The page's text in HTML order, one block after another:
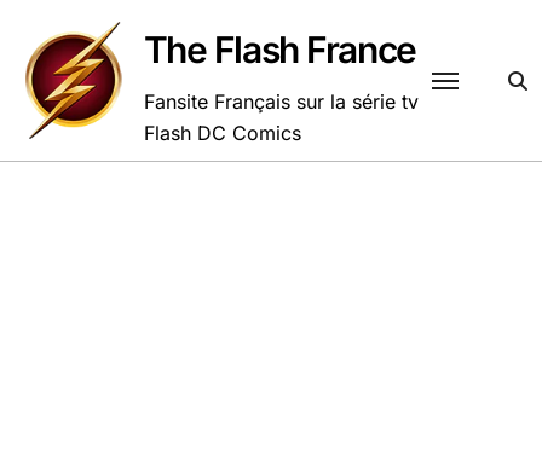
contenu
The Flash France
Fansite Français sur la série tv
Flash DC Comics